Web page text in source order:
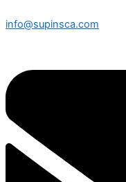
info@supinsca.com